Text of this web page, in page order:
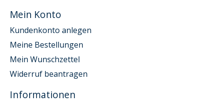
Mein Konto
Kundenkonto anlegen
Meine Bestellungen
Mein Wunschzettel
Widerruf beantragen
Informationen